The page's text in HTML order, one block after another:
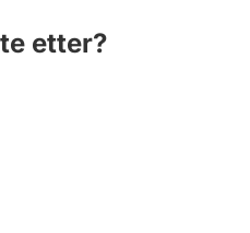
etter?